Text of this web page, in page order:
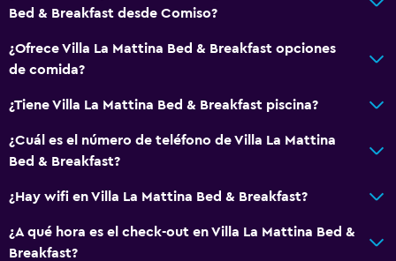
Bed & Breakfast desde Comiso?
¿Ofrece Villa La Mattina Bed & Breakfast opciones
de comida?
¿Tiene Villa La Mattina Bed & Breakfast piscina?
¿Cuál es el número de teléfono de Villa La Mattina
Bed & Breakfast?
¿Hay wifi en Villa La Mattina Bed & Breakfast?
¿A qué hora es el check-out en Villa La Mattina Bed &
Breakfast?